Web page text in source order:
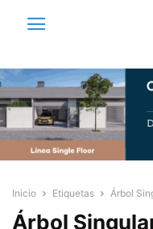
Inicio Etiquetas Árbol
Árbol